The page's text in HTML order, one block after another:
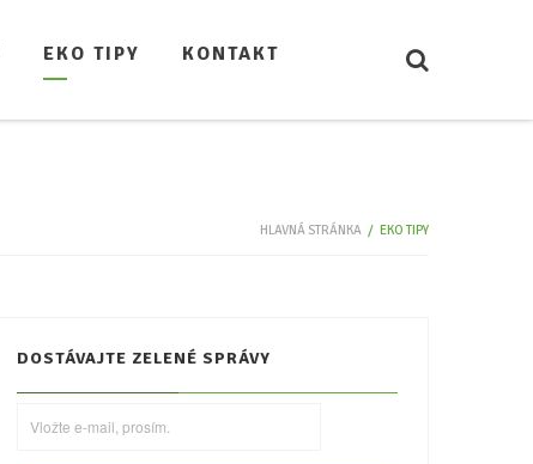
EKO TIPY KONTAKT
HLAVNÁ STRÁNKA / EKO TIPY
DOSTÁVAJTE ZELENÉ SPRÁVY